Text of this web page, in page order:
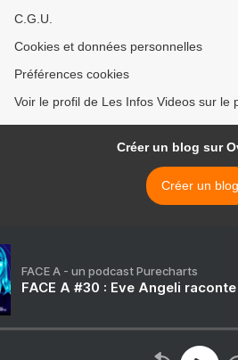
C.G.U.
Cookies et données personnelles
Préférences cookies
Voir le profil de Les Infos Videos sur le
Créer un blog sur
Créer un blog
FACE A - un podcast Purecharts
FACE A #30 : Eve Angeli